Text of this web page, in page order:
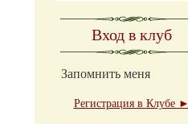
Вход в клуб
Запомнить меня
Регистрация в Клубе ►